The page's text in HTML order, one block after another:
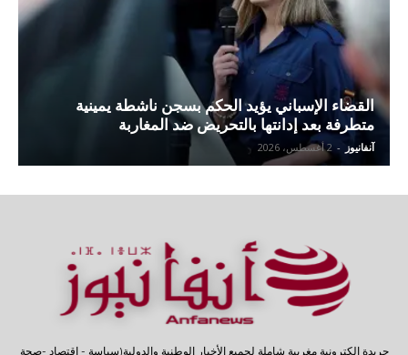
القضاء الإسباني يؤيد الحكم بسجن ناشطة يمينية
متطرفة بعد إدانتها بالتحريض ضد المغاربة
آنفانيوز - 2 أغسطس، 2026
جريدة إلكترونية مغربية شاملة لجميع الأخبار الوطنية والدولية(سياسة - إقتصاد -صحة